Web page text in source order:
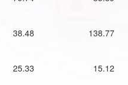
38.48 138.77
25.33 15.12